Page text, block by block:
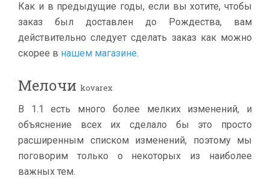
Как и в предыдущие годы, если вы хотите, чтобы
заказ был доставлен до Рождества, вам
действительно следует сделать заказ как можно
скорее в нашем магазине.
Мелочи kovarex
В 1.1 есть много более мелких изменений, и
объяснение всех их сделало бы это просто
расширенным списком изменений, поэтому мы
поговорим только о некоторых из наиболее
важных тем.